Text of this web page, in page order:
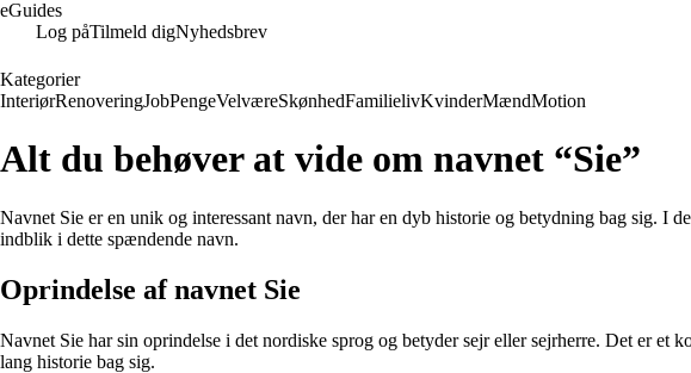
eGuides
Log påTilmeld digNyhedsbrev
Kategorier
InteriørRenoveringJobPengeVelværeSkønhedFamilielivKvinderMændMotion
Alt du behøver at vide om navnet “Sie”
Navnet Sie er en unik og interessant navn, der har en dyb historie og betydning bag sig. I
indblik i dette spændende navn.
Oprindelse af navnet Sie
Navnet Sie har sin oprindelse i det nordiske sprog og betyder sejr eller sejrherre. Det er
lang historie bag sig.